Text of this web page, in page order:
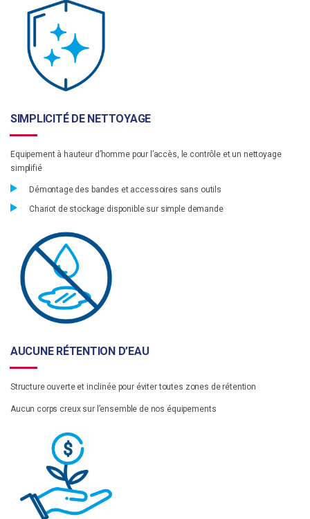
SIMPLICITÉ DE NETTOYAGE
Equipement à hauteur d’homme pour l’accès, le contrôle et un nettoyage
simplifié
Démontage des bandes et accessoires sans outils
Chariot de stockage disponible sur simple demande
AUCUNE RÉTENTION D’EAU
Structure ouverte et inclinée pour éviter toutes zones de rétention
Aucun corps creux sur l’ensemble de nos équipements